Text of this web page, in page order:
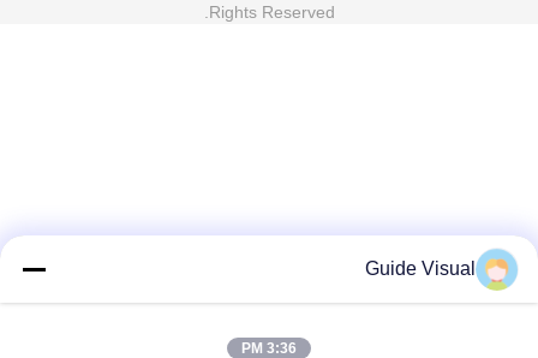
Rights Reserved.
Guide Visual
3:36 PM